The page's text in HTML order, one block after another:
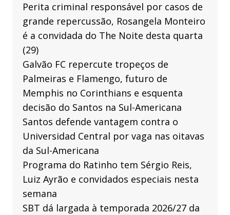
Perita criminal responsável por casos de
grande repercussão, Rosangela Monteiro
é a convidada do The Noite desta quarta
(29)
Galvão FC repercute tropeços de
Palmeiras e Flamengo, futuro de
Memphis no Corinthians e esquenta
decisão do Santos na Sul-Americana
Santos defende vantagem contra o
Universidad Central por vaga nas oitavas
da Sul-Americana
Programa do Ratinho tem Sérgio Reis,
Luiz Ayrão e convidados especiais nesta
semana
SBT dá largada à temporada 2026/27 da